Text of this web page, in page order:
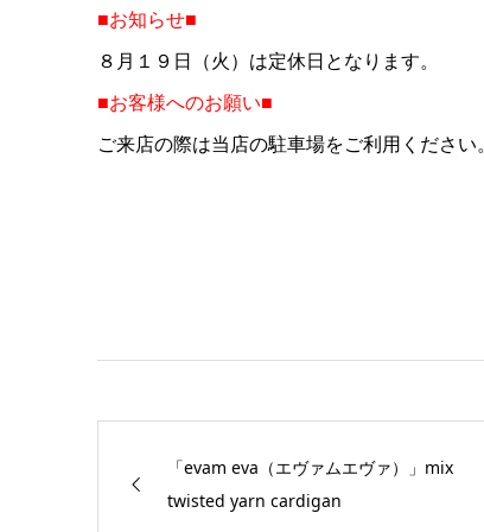
■お知らせ■
８月１９日（火）は定休日となります。
■お客様へのお願い■
ご来店の際は当店の駐車場をご利用ください。
「evam eva（エヴァムエヴァ）」mix
twisted yarn cardigan